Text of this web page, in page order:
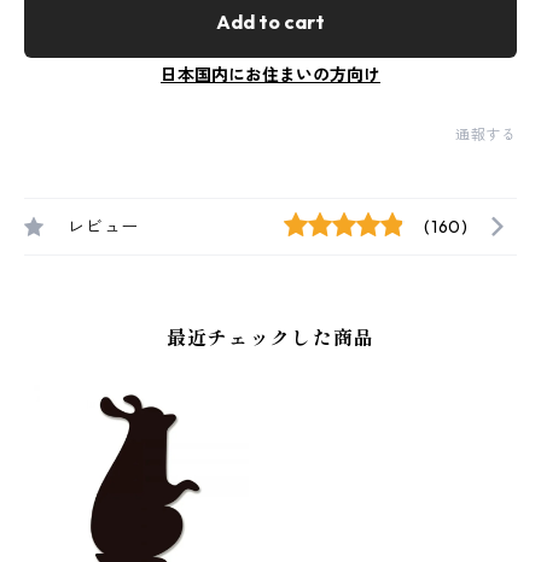
Add to cart
日本国内にお住まいの方向け
通報する
レビュー (160)
最近チェックした商品